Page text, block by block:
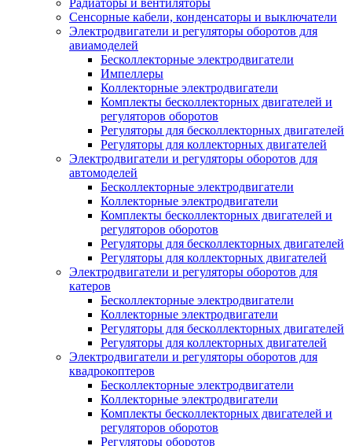
Радиаторы и вентиляторы
Сенсорные кабели, конденсаторы и выключатели
Электродвигатели и регуляторы оборотов для
авиамоделей
Бесколлекторные электродвигатели
Импеллеры
Коллекторные электродвигатели
Комплекты бесколлекторных двигателей и
регуляторов оборотов
Регуляторы для бесколлекторных двигателей
Регуляторы для коллекторных двигателей
Электродвигатели и регуляторы оборотов для
автомоделей
Бесколлекторные электродвигатели
Коллекторные электродвигатели
Комплекты бесколлекторных двигателей и
регуляторов оборотов
Регуляторы для бесколлекторных двигателей
Регуляторы для коллекторных двигателей
Электродвигатели и регуляторы оборотов для
катеров
Бесколлекторные электродвигатели
Коллекторные электродвигатели
Регуляторы для бесколлекторных двигателей
Регуляторы для коллекторных двигателей
Электродвигатели и регуляторы оборотов для
квадрокоптеров
Бесколлекторные электродвигатели
Коллекторные электродвигатели
Комплекты бесколлекторных двигателей и
регуляторов оборотов
Регуляторы оборотов